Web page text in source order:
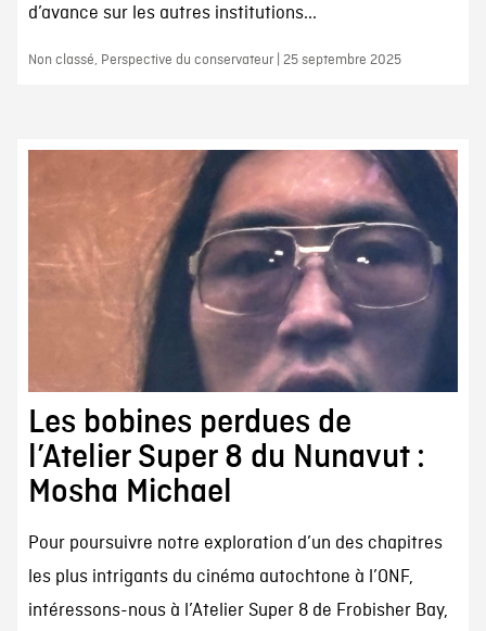
d’avance sur les autres institutions...
Non classé, Perspective du conservateur | 25 septembre 2025
Les bobines perdues de
l’Atelier Super 8 du Nunavut :
Mosha Michael
Pour poursuivre notre exploration d’un des chapitres
les plus intrigants du cinéma autochtone à l’ONF,
intéressons-nous à l’Atelier Super 8 de Frobisher Bay,